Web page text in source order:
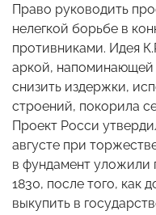
Право руководить
нелегкой борьбе в
противниками. Идея
аркой, напоминающей
снизить издержки,
строений, покорила
Проект Росси
августе при
в фундамент уложили
1830, после того, как
выкупить в